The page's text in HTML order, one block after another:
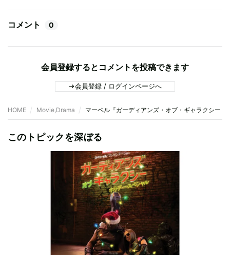
コメント 0
会員登録するとコメントを投稿できます
会員登録 / ログインページへ
HOME Movie,Drama マーベル『ガーディアンズ・オブ・ギャラクシー
このトピックを深ぼる